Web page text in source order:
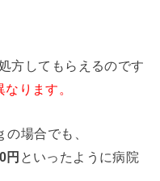
方してもらえるのです
ります。
場合でも、
円 といったように病院